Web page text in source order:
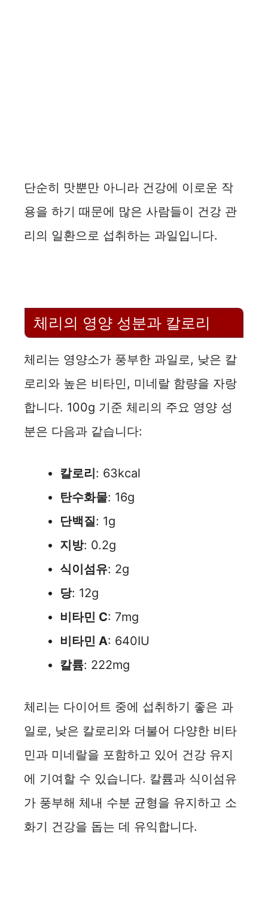
단순히 맛뿐만 아니라 건강에 이로운 작
용을 하기 때문에 많은 사람들이 건강 관
리의 일환으로 섭취하는 과일입니다.
체리의 영양 성분과 칼로리
체리는 영양소가 풍부한 과일로, 낮은 칼
로리와 높은 비타민, 미네랄 함량을 자랑
합니다. 100g 기준 체리의 주요 영양 성
분은 다음과 같습니다:
칼로리: 63kcal
탄수화물: 16g
단백질: 1g
지방: 0.2g
식이섬유: 2g
당: 12g
비타민 C: 7mg
비타민 A: 640IU
칼륨: 222mg
체리는 다이어트 중에 섭취하기 좋은 과
일로, 낮은 칼로리와 더불어 다양한 비타
민과 미네랄을 포함하고 있어 건강 유지
에 기여할 수 있습니다. 칼륨과 식이섬유
가 풍부해 체내 수분 균형을 유지하고 소
화기 건강을 돕는 데 유익합니다.